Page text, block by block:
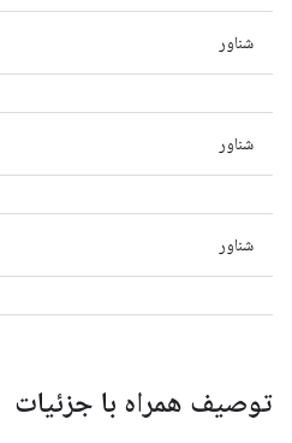
شناور
شناور
شناور
توصیف همراه با جزئیات